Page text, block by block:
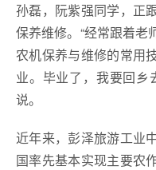
孙磊，阮紫强同学，正
保养维修。“经常跟着老
农机保养与维修的常用
业。毕业了，我要回乡
说。
近年来，彭泽旅游工业
国率先基本实现主要农